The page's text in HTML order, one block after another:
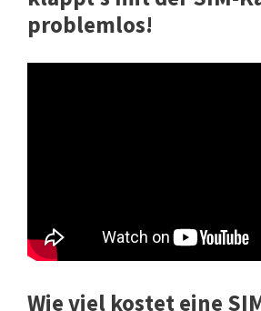
problemlos!
Wie viel kostet eine